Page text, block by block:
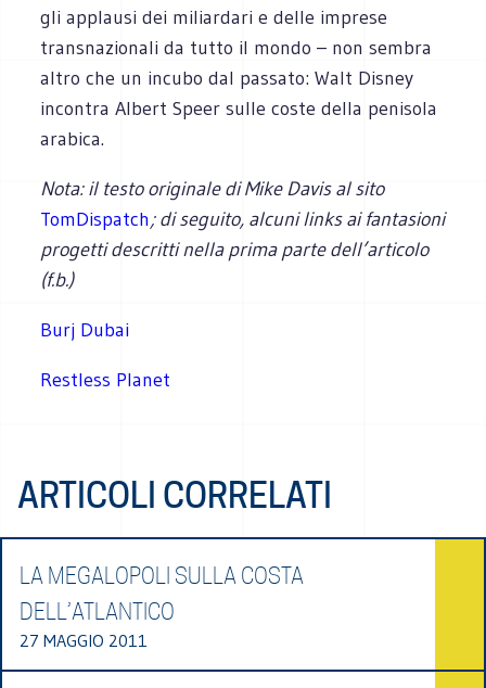
gli applausi dei miliardari e delle imprese
transnazionali da tutto il mondo – non sembra
altro che un incubo dal passato: Walt Disney
incontra Albert Speer sulle coste della penisola
arabica.
Nota: il testo originale di Mike Davis al sito
TomDispatch; di seguito, alcuni links ai fantasioni
progetti descritti nella prima parte dell’articolo
(f.b.)
Burj Dubai
Restless Planet
ARTICOLI CORRELATI
LA MEGALOPOLI SULLA COSTA
DELL’ATLANTICO
27 MAGGIO 2011